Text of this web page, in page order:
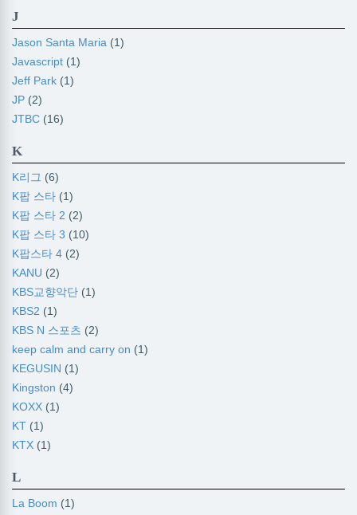
J
Jason Santa Maria (1)
Javascript (1)
Jeff Park (1)
JP (2)
JTBC (16)
K
K리그 (6)
K팝 스타 (1)
K팝 스타 2 (2)
K팝 스타 3 (10)
K팝스타 4 (2)
KANU (2)
KBS교향악단 (1)
KBS2 (1)
KBS N 스포츠 (2)
keep calm and carry on (1)
KEGUSIN (1)
Kingston (4)
KOXX (1)
KT (1)
KTX (1)
L
La Boom (1)